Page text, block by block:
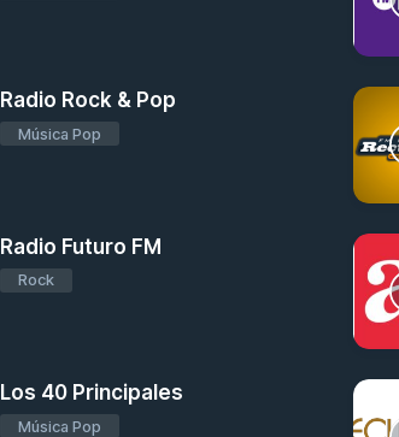
Radio Rock & Pop
Música Pop
Radio Futuro FM
Rock
Los 40 Principales
Música Pop